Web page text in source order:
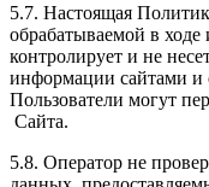
5.7. Настоящая
обрабатываемой в
контролирует и не
информации сайтами и
Пользователи могут
Сайта.
5.8. Оператор не